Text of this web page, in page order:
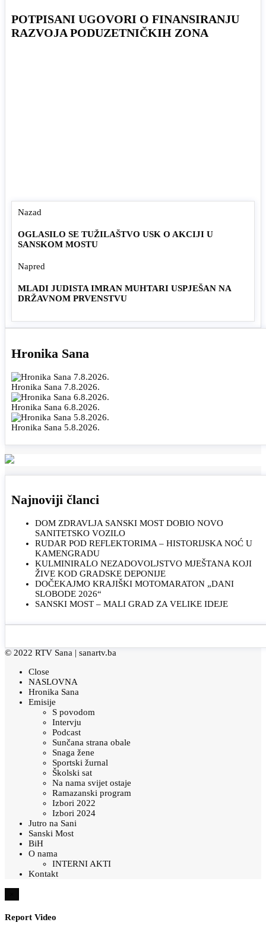
POTPISANI UGOVORI O FINANSIRANJU
RAZVOJA PODUZETNIČKIH ZONA
Nazad
OGLASILO SE TUŽILAŠTVO USK O AKCIJI U
SANSKOM MOSTU
Napred
MLADI JUDISTA IMRAN MUHTARI USPJEŠAN NA
DRŽAVNOM PRVENSTVU
Hronika Sana
Hronika Sana 7.8.2026.
Hronika Sana 6.8.2026.
Hronika Sana 5.8.2026.
Najnoviji članci
DOM ZDRAVLJA SANSKI MOST DOBIO NOVO
SANITETSKO VOZILO
RUDAR POD REFLEKTORIMA – HISTORIJSKA NOĆ U
KAMENGRADU
KULMINIRALO NEZADOVOLJSTVO MJEŠTANA KOJI
ŽIVE KOD GRADSKE DEPONIJE
DOČEKAJMO KRAJIŠKI MOTOMARATON „DANI
SLOBODE 2026“
SANSKI MOST – MALI GRAD ZA VELIKE IDEJE
© 2022 RTV Sana | sanartv.ba
Close
NASLOVNA
Hronika Sana
Emisije
S povodom
Intervju
Podcast
Sunčana strana obale
Snaga žene
Sportski žurnal
Školski sat
Na nama svijet ostaje
Ramazanski program
Izbori 2022
Izbori 2024
Jutro na Sani
Sanski Most
BiH
O nama
INTERNI AKTI
Kontakt
Report Video